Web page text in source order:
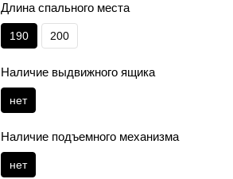
Длина спального места
190 200
Наличие выдвижного ящика
нет
Наличие подъемного механизма
нет